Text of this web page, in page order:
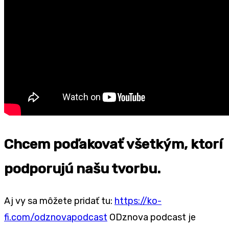
Chcem poďakovať všetkým, ktorí
podporujú našu tvorbu.
Aj vy sa môžete pridať tu: https://ko-
fi.com/odznovapodcast ODznova podcast je